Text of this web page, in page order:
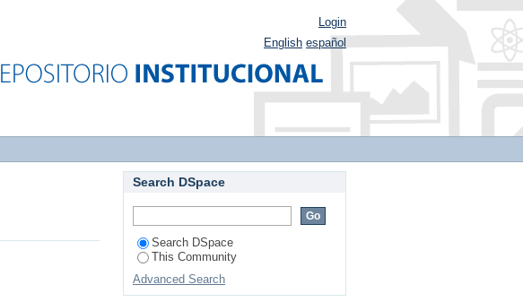
Login
English español
Search DSpace
Search DSpace
This Community
Advanced Search